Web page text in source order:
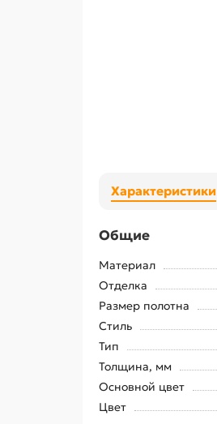
Характеристики
Общие
Материал
Отделка
Размер полотна
Стиль
Тип
Толщина, мм
Основной цвет
Цвет